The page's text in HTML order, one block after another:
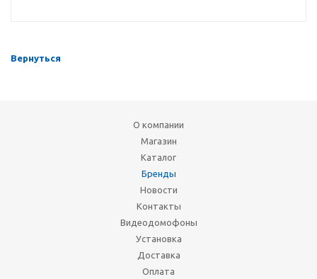
Вернуться
О компании
Магазин
Каталог
Бренды
Новости
Контакты
Видеодомофоны
Установка
Доставка
Оплата